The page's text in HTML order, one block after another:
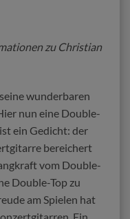
zu Christian
wunderbaren
nun eine Double-
ein Gedicht: der
bereichert
vom Double-
Double-Top zu
am Spielen hat